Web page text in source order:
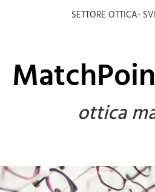
SETTORE OTTICA-
ottica